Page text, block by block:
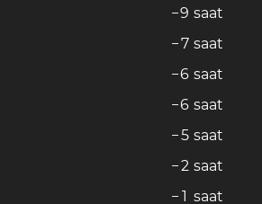
−9 saat
−7 saat
−6 saat
−6 saat
−5 saat
−2 saat
− 1 saat